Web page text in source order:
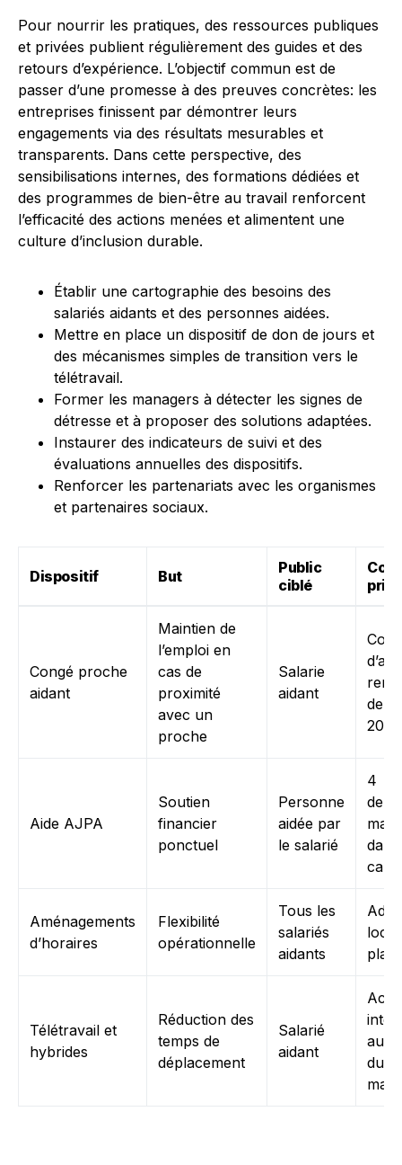
Pour nourrir les pratiques, des ressources publiques
et privées publient régulièrement des guides et des
retours d’expérience. L’objectif commun est de
passer d’une promesse à des preuves concrètes: les
entreprises finissent par démontrer leurs
engagements via des résultats mesurables et
transparents. Dans cette perspective, des
sensibilisations internes, des formations dédiées et
des programmes de bien-être au travail renforcent
l’efficacité des actions menées et alimentent une
culture d’inclusion durable.
Établir une cartographie des besoins des
salariés aidants et des personnes aidées.
Mettre en place un dispositif de don de jours et
des mécanismes simples de transition vers le
télétravail.
Former les managers à détecter les signes de
détresse et à proposer des solutions adaptées.
Instaurer des indicateurs de suivi et des
évaluations annuelles des dispositifs.
Renforcer les partenariats avec les organismes
et partenaires sociaux.
Dispositif But
Public
ciblé
Congé proche
aidant
Maintien de
l’emploi en
cas de
proximité
avec un
proche
Salarie
aidant
2025
Aide AJPA
Soutien
financier
ponctuel
Personne
aidée par
le salarié
4
Aménagements
d’horaires
Flexibilité
opérationnelle
Tous les
salariés
aidants
Télétravail et
hybrides
Réduction des
temps de
déplacement
Salarié
aidant
du